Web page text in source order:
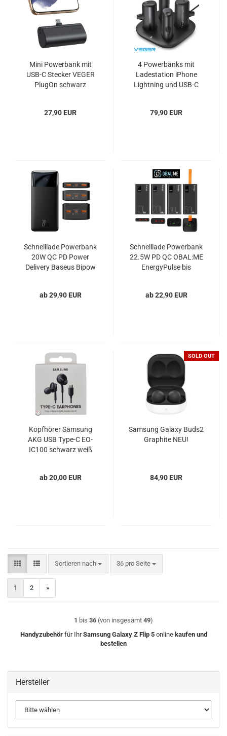
Mini Powerbank mit
USB-C Stecker VEGER
PlugOn schwarz
27,90 EUR
4 Powerbanks mit
Ladestation iPhone
Lightning und USB-C
79,90 EUR
Schnelllade Powerbank
20W QC PD Power
Delivery Baseus Bipow
ab 29,90 EUR
Schnelllade Powerbank
22.5W PD QC OBAL:ME
EnergyPulse bis
ab 22,90 EUR
Kopfhörer Samsung
AKG USB Type-C EO-
IC100 schwarz weiß
ab 20,00 EUR
SOLD OUT
Samsung Galaxy Buds2
Graphite NEU!
84,90 EUR
Sortieren nach
Sortieren nach 36 pro Seite
pro Seite
1 2 »
1 bis 36 (von insgesamt 49)
Handyzubehörfür IhrSamsung Galaxy Z Flip 5online kaufen und
bestellen
Hersteller